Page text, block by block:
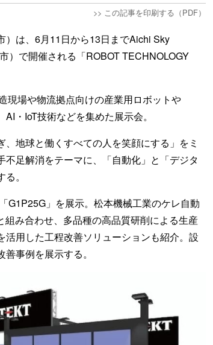
>> この記事を印刷する（PDF）
）は、6月11日から13日までAichi Sky
）で開催される「ROBOT TECHNOLOGY
現場や物流拠点向けの産業用ロボットや
・IoT技術などを集めた展示会。
地球と働くすべての人を笑顔にする」をミ
足解消をテーマに、「自動化」と「デジタ
。
G1P25G」を展示。松本機械工業のケレ自動
み合わせ、多品種の高品質研削による生産
用した工程改善ソリューションも紹介。設
事例を展示する。